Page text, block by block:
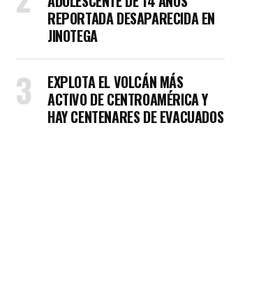
REPORTADA DESAPARECIDA EN
JINOTEGA
EXPLOTA EL VOLCÁN MÁS
ACTIVO DE CENTROAMÉRICA Y
HAY CENTENARES DE EVACUADOS